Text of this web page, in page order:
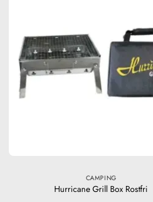
CAMPING
Hurricane Grill Box Rostfri